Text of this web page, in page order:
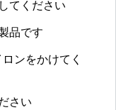
てください
品です
ンをかけてく
さい